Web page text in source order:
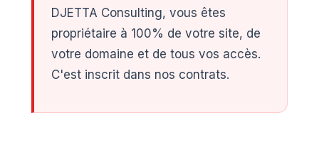
DJETTA Consulting, vous êtes
propriétaire à 100% de votre site, de
votre domaine et de tous vos accès.
C'est inscrit dans nos contrats.